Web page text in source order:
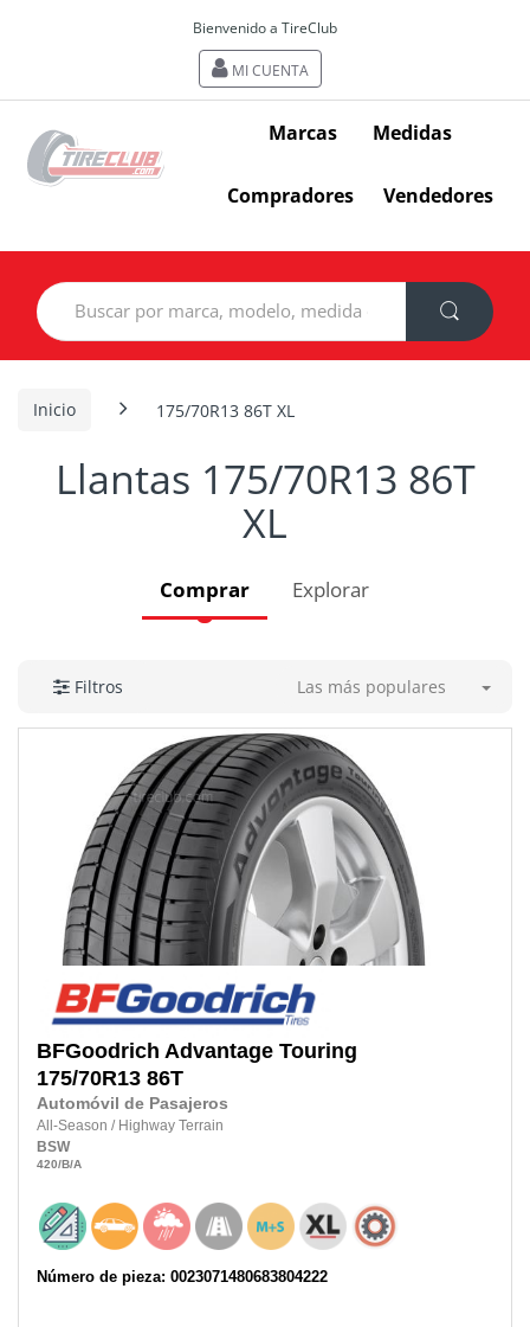
Bienvenido a TireClub
MI CUENTA
Marcas Medidas
Compradores Vendedores
Search
for:
Inicio 175/70R13 86T XL
Llantas 175/70R13 86T
XL
Comprar Explorar
Filtros Las más populares
BFGoodrich Advantage Touring
175/70R13 86T
Automóvil de Pasajeros
All-Season / Highway Terrain
BSW
420/B/A
Número de pieza: 0023071480683804222